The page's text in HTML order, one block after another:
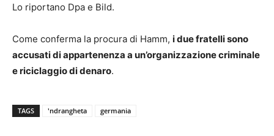
Lo riportano Dpa e Bild.
Come conferma la procura di Hamm, i due fratelli sono
accusati di appartenenza a un’organizzazione criminale
e riciclaggio di denaro.
TAGS 'ndrangheta germania